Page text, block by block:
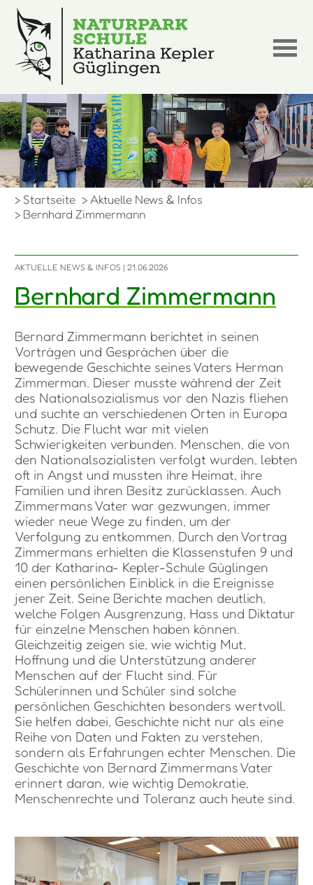
> Startseite > Aktuelle News & Infos
> Bernhard Zimmermann
AKTUELLE NEWS & INFOS | 21.06.2026
Bernhard Zimmermann
Bernard Zimmermann berichtet in seinen
Vorträgen und Gesprächen über die
bewegende Geschichte seines Vaters Herman
Zimmerman. Dieser musste während der Zeit
des Nationalsozialismus vor den Nazis fliehen
und suchte an verschiedenen Orten in Europa
Schutz. Die Flucht war mit vielen
Schwierigkeiten verbunden. Menschen, die von
den Nationalsozialisten verfolgt wurden, lebten
oft in Angst und mussten ihre Heimat, ihre
Familien und ihren Besitz zurücklassen. Auch
Zimmermans Vater war gezwungen, immer
wieder neue Wege zu finden, um der
Verfolgung zu entkommen. Durch den Vortrag
Zimmermans erhielten die Klassenstufen 9 und
10 der Katharina- Kepler-Schule Güglingen
einen persönlichen Einblick in die Ereignisse
jener Zeit. Seine Berichte machen deutlich,
welche Folgen Ausgrenzung, Hass und Diktatur
für einzelne Menschen haben können.
Gleichzeitig zeigen sie, wie wichtig Mut,
Hoffnung und die Unterstützung anderer
Menschen auf der Flucht sind. Für
Schülerinnen und Schüler sind solche
persönlichen Geschichten besonders wertvoll.
Sie helfen dabei, Geschichte nicht nur als eine
Reihe von Daten und Fakten zu verstehen,
sondern als Erfahrungen echter Menschen. Die
Geschichte von Bernard Zimmermans Vater
erinnert daran, wie wichtig Demokratie,
Menschenrechte und Toleranz auch heute sind.